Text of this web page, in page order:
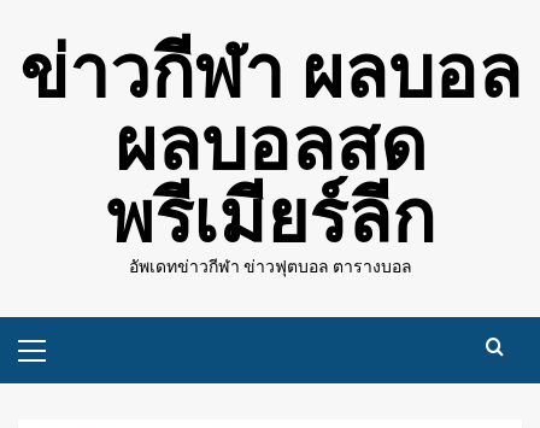
content
ข่าวกีฬา ผลบอล
ผลบอลสด
พรีเมียร์ลีก
อัพเดทข่าวกีฬา ข่าวฟุตบอล ตารางบอล
Menu